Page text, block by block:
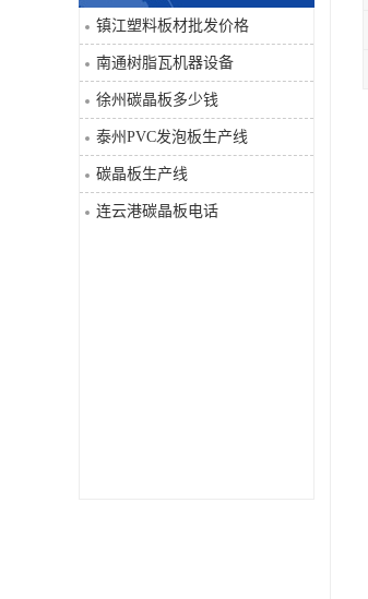
PVC仿大理石板生产线
镇江塑料板材批发价格
南通树脂瓦机器设备
徐州碳晶板多少钱
泰州PVC发泡板生产线
碳晶板生产线
连云港碳晶板电话